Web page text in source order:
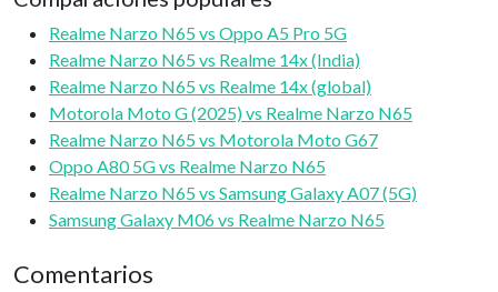
Realme Narzo N65 vs Oppo A5 Pro 5G
Realme Narzo N65 vs Realme 14x (India)
Realme Narzo N65 vs Realme 14x (global)
Motorola Moto G (2025) vs Realme Narzo N65
Realme Narzo N65 vs Motorola Moto G67
Oppo A80 5G vs Realme Narzo N65
Realme Narzo N65 vs Samsung Galaxy A07 (5G)
Samsung Galaxy M06 vs Realme Narzo N65
Comentarios